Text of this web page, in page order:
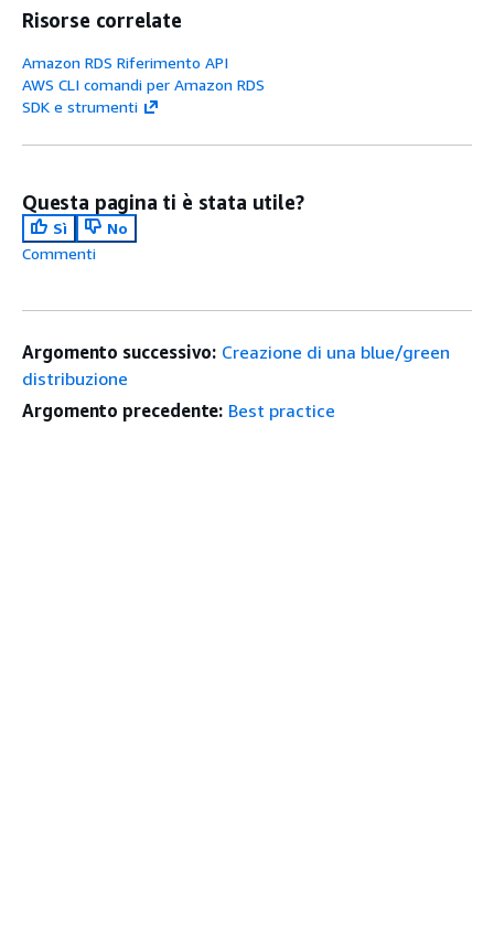
Risorse correlate
Amazon RDS Riferimento API
AWS CLI comandi per Amazon RDS
SDK e strumenti
Questa pagina ti è stata utile?
Sì
No
Commenti
Argomento successivo: Creazione di una blue/green
distribuzione
Argomento precedente: Best practice